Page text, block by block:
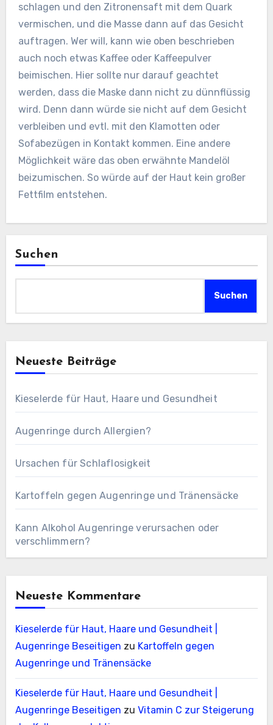
schlagen und den Zitronensaft mit dem Quark
vermischen, und die Masse dann auf das Gesicht
auftragen. Wer will, kann wie oben beschrieben
auch noch etwas Kaffee oder Kaffeepulver
beimischen. Hier sollte nur darauf geachtet
werden, dass die Maske dann nicht zu dünnflüssig
wird. Denn dann würde sie nicht auf dem Gesicht
verbleiben und evtl. mit den Klamotten oder
Sofabezügen in Kontakt kommen. Eine andere
Möglichkeit wäre das oben erwähnte Mandelöl
beizumischen. So würde auf der Haut kein großer
Fettfilm entstehen.
Suchen
Suchen
Neueste Beiträge
Kieselerde für Haut, Haare und Gesundheit
Augenringe durch Allergien?
Ursachen für Schlaflosigkeit
Kartoffeln gegen Augenringe und Tränensäcke
Kann Alkohol Augenringe verursachen oder
verschlimmern?
Neueste Kommentare
Kieselerde für Haut, Haare und Gesundheit |
Augenringe Beseitigen zu Kartoffeln gegen
Augenringe und Tränensäcke
Kieselerde für Haut, Haare und Gesundheit |
Augenringe Beseitigen zu Vitamin C zur Steigerung